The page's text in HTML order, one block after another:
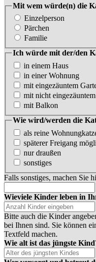
Mit wem würde(n) die
Einzelperson
Pärchen
Familie
Ich würde mit der/den
in einem Haus
in einer Wohnung
mit eingezäuntem
mit nicht
mit Balkon
Wie wird/werden die
als reine
späterer Freigang
nur draußen
sonstiges
Falls sonstiges, machen Sie
Wieviele Kinder leben in
Bitte auch die Kinder
bei Ihnen sind. Sie können
Textfeld machen.
Wie alt ist das jüngste